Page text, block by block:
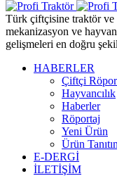
Türk çiftçisine traktör ve
mekanizasyon ve
gelişmeleri en doğru
HABERLER
Çiftçi
Hayvancılık
Haberler
Röportaj
Yeni Ürün
Ürün
E-DERGİ
İLETİŞİM